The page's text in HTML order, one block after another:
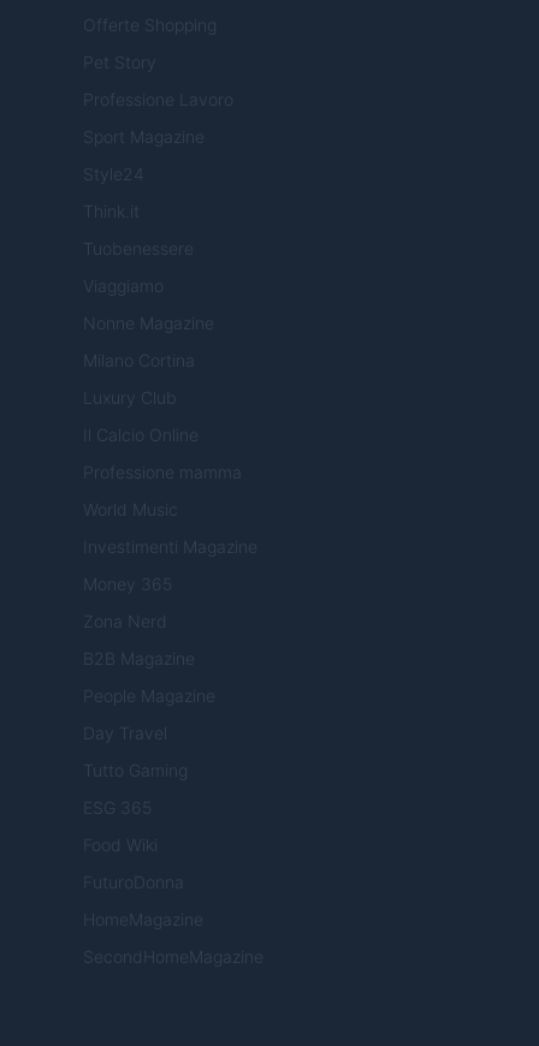
Offerte Shopping
Pet Story
Professione Lavoro
Sport Magazine
Style24
Think.it
Tuobenessere
Viaggiamo
Nonne Magazine
Milano Cortina
Luxury Club
Il Calcio Online
Professione mamma
World Music
Investimenti Magazine
Money 365
Zona Nerd
B2B Magazine
People Magazine
Day Travel
Tutto Gaming
ESG 365
Food Wiki
FuturoDonna
HomeMagazine
SecondHomeMagazine